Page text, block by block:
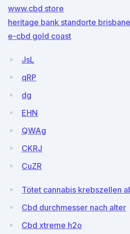
www.cbd store
heritage bank standorte
e-cbd gold coast
JsL
qRP
dg
EHN
QWAg
CKRJ
CuZR
Tötet cannabis krebszellen
Cbd durchmesser nach alter
Cbd xtreme h2o